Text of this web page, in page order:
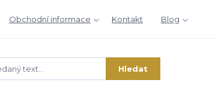
Obchodní informace Kontakt Blog
Hledat